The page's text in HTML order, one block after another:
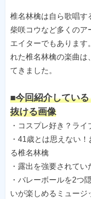
椎名林檎は自ら歌唱す
柴咲コウなど多くのア
エイターでもあります
れた椎名林檎の楽曲
てきました。
■今回紹介してい
抜ける画像
・コスプレ好き？ラ
・41歳とは思えない
る椎名林檎
・露出を強要されて
・バレーボールを2つ
いが楽しめるミュージ